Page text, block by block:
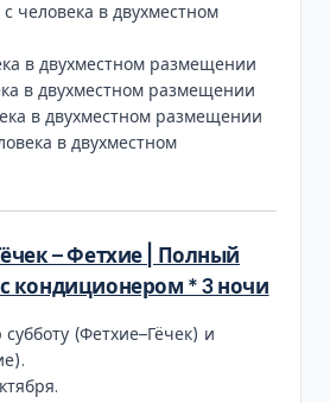
человека в двухместном
в двухместном размещении
в двухместном размещении
в двухместном размещении
в двухместном
– Фетхие | Полный
кондиционером * 3 ночи
(Фетхие–Гёчек) и